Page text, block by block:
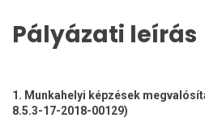
Pályázati leírás
1. Munkahelyi képzések
8.5.3-17-2018-00129)